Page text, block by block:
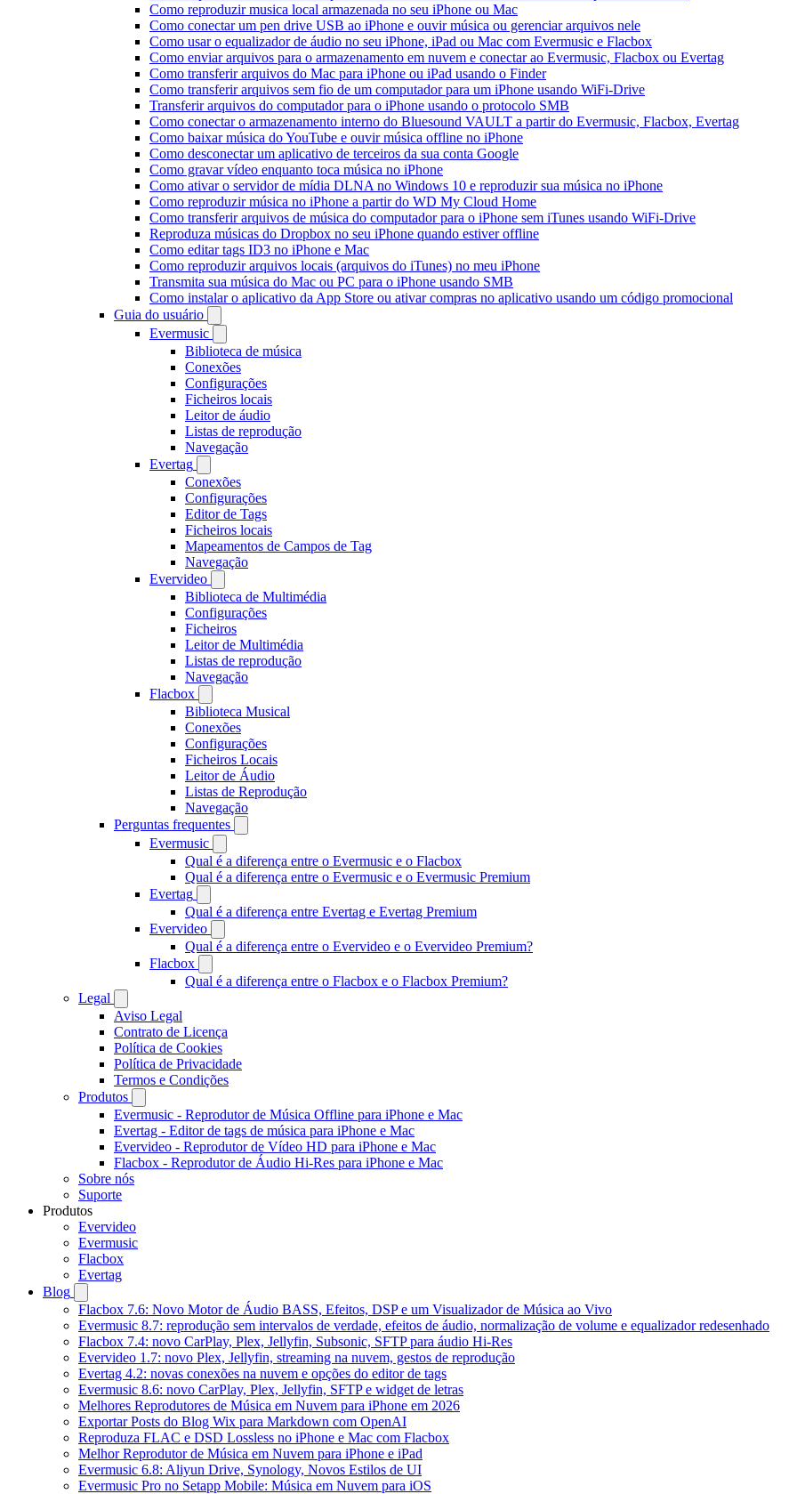
Como reproduzir musica local armazenada no seu iPhone ou Mac
Como conectar um pen drive USB ao iPhone e ouvir música ou gerenciar arquivos nele
Como usar o equalizador de áudio no seu iPhone, iPad ou Mac com Evermusic e Flacbox
Como enviar arquivos para o armazenamento em nuvem e conectar ao Evermusic, Flacbox ou Evertag
Como transferir arquivos do Mac para iPhone ou iPad usando o Finder
Como transferir arquivos sem fio de um computador para um iPhone usando WiFi-Drive
Transferir arquivos do computador para o iPhone usando o protocolo SMB
Como conectar o armazenamento interno do Bluesound VAULT a partir do Evermusic, Flacbox, Evertag
Como baixar música do YouTube e ouvir música offline no iPhone
Como desconectar um aplicativo de terceiros da sua conta Google
Como gravar vídeo enquanto toca música no iPhone
Como ativar o servidor de mídia DLNA no Windows 10 e reproduzir sua música no iPhone
Como reproduzir música no iPhone a partir do WD My Cloud Home
Como transferir arquivos de música do computador para o iPhone sem iTunes usando WiFi-Drive
Reproduza músicas do Dropbox no seu iPhone quando estiver offline
Como editar tags ID3 no iPhone e Mac
Como reproduzir arquivos locais (arquivos do iTunes) no meu iPhone
Transmita sua música do Mac ou PC para o iPhone usando SMB
Como instalar o aplicativo da App Store ou ativar compras no aplicativo usando um código promocional
Guia do usuário
Evermusic
Biblioteca de música
Conexões
Configurações
Ficheiros locais
Leitor de áudio
Listas de reprodução
Navegação
Evertag
Conexões
Configurações
Editor de Tags
Ficheiros locais
Mapeamentos de Campos de Tag
Navegação
Evervideo
Biblioteca de Multimédia
Configurações
Ficheiros
Leitor de Multimédia
Listas de reprodução
Navegação
Flacbox
Biblioteca Musical
Conexões
Configurações
Ficheiros Locais
Leitor de Áudio
Listas de Reprodução
Navegação
Perguntas frequentes
Evermusic
Qual é a diferença entre o Evermusic e o Flacbox
Qual é a diferença entre o Evermusic e o Evermusic Premium
Evertag
Qual é a diferença entre Evertag e Evertag Premium
Evervideo
Qual é a diferença entre o Evervideo e o Evervideo Premium?
Flacbox
Qual é a diferença entre o Flacbox e o Flacbox Premium?
Legal
Aviso Legal
Contrato de Licença
Política de Cookies
Política de Privacidade
Termos e Condições
Produtos
Evermusic - Reprodutor de Música Offline para iPhone e Mac
Evertag - Editor de tags de música para iPhone e Mac
Evervideo - Reprodutor de Vídeo HD para iPhone e Mac
Flacbox - Reprodutor de Áudio Hi-Res para iPhone e Mac
Sobre nós
Suporte
Produtos
Evervideo
Evermusic
Flacbox
Evertag
Blog
Flacbox 7.6: Novo Motor de Áudio BASS, Efeitos, DSP e um Visualizador de Música ao Vivo
Evermusic 8.7: reprodução sem intervalos de verdade, efeitos de áudio, normalização de volume e equalizador redesenhado
Flacbox 7.4: novo CarPlay, Plex, Jellyfin, Subsonic, SFTP para áudio Hi-Res
Evervideo 1.7: novo Plex, Jellyfin, streaming na nuvem, gestos de reprodução
Evertag 4.2: novas conexões na nuvem e opções do editor de tags
Evermusic 8.6: novo CarPlay, Plex, Jellyfin, SFTP e widget de letras
Melhores Reprodutores de Música em Nuvem para iPhone em 2026
Exportar Posts do Blog Wix para Markdown com OpenAI
Reproduza FLAC e DSD Lossless no iPhone e Mac com Flacbox
Melhor Reprodutor de Música em Nuvem para iPhone e iPad
Evermusic 6.8: Aliyun Drive, Synology, Novos Estilos de UI
Evermusic Pro no Setapp Mobile: Música em Nuvem para iOS